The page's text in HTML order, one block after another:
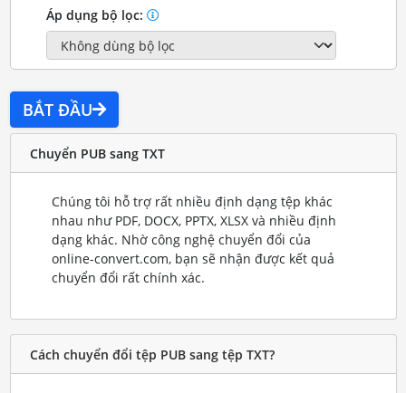
Áp dụng bộ lọc:
BẮT ĐẦU
Chuyển PUB sang TXT
Chúng tôi hỗ trợ rất nhiều định dạng tệp khác
nhau như PDF, DOCX, PPTX, XLSX và nhiều định
dạng khác. Nhờ công nghệ chuyển đổi của
online-convert.com, bạn sẽ nhận được kết quả
chuyển đổi rất chính xác.
Cách chuyển đổi tệp PUB sang tệp TXT?